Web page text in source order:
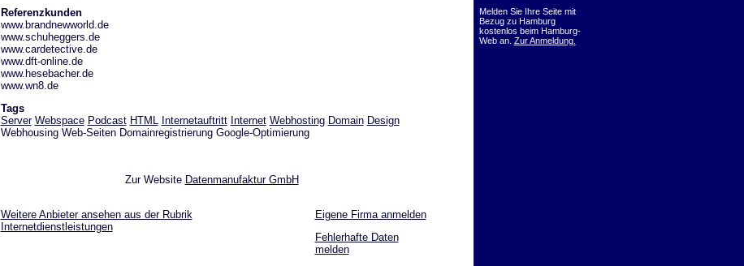
Referenzkunden
www.brandnewworld.de
www.schuheggers.de
www.cardetective.de
www.dft-online.de
www.hesebacher.de
www.wn8.de
Tags
Server Webspace Podcast HTML Internetauftritt Internet Webhosting Domain Design
Webhousing Web-Seiten Domainregistrierung Google-Optimierung
Zur Website Datenmanufaktur GmbH
Weitere Anbieter ansehen aus der Rubrik
Internetdienstleistungen
Eigene Firma anmelden
Fehlerhafte Daten
melden
Melden Sie Ihre Seite mit
Bezug zu Hamburg
kostenlos beim Hamburg-
Web an. Zur Anmeldung.